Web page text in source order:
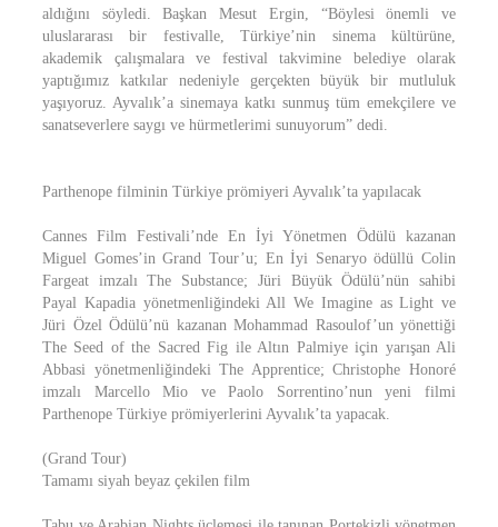
aldığını söyledi. Başkan Mesut Ergin, “Böylesi önemli ve
uluslararası bir festivalle, Türkiye’nin sinema kültürüne,
akademik çalışmalara ve festival takvimine belediye olarak
yaptığımız katkılar nedeniyle gerçekten büyük bir mutluluk
yaşıyoruz. Ayvalık’a sinemaya katkı sunmuş tüm emekçilere ve
sanatseverlere saygı ve hürmetlerimi sunuyorum” dedi.
Parthenope filminin Türkiye prömiyeri Ayvalık’ta yapılacak
Cannes Film Festivali’nde En İyi Yönetmen Ödülü kazanan
Miguel Gomes’in Grand Tour’u; En İyi Senaryo ödüllü Colin
Fargeat imzalı The Substance; Jüri Büyük Ödülü’nün sahibi
Payal Kapadia yönetmenliğindeki All We Imagine as Light ve
Jüri Özel Ödülü’nü kazanan Mohammad Rasoulof’un yönettiği
The Seed of the Sacred Fig ile Altın Palmiye için yarışan Ali
Abbasi yönetmenliğindeki The Apprentice; Christophe Honoré
imzalı Marcello Mio ve Paolo Sorrentino’nun yeni filmi
Parthenope Türkiye prömiyerlerini Ayvalık’ta yapacak.
(Grand Tour)
Tamamı siyah beyaz çekilen film